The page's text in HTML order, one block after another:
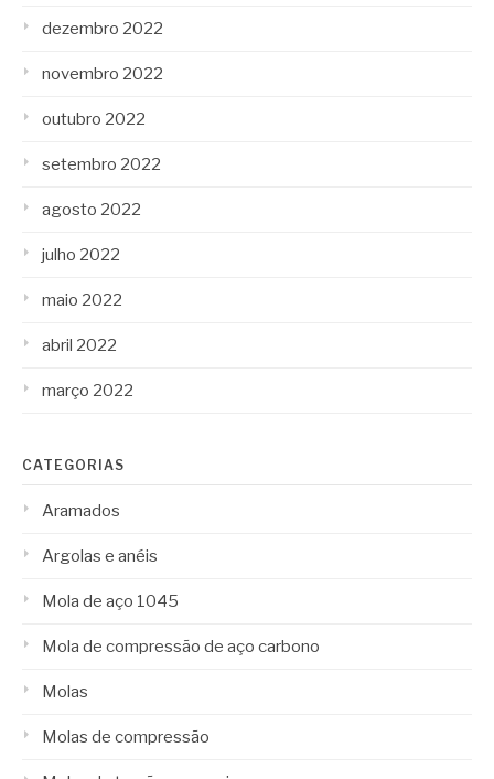
dezembro 2022
novembro 2022
outubro 2022
setembro 2022
agosto 2022
julho 2022
maio 2022
abril 2022
março 2022
CATEGORIAS
Aramados
Argolas e anéis
Mola de aço 1045
Mola de compressão de aço carbono
Molas
Molas de compressão